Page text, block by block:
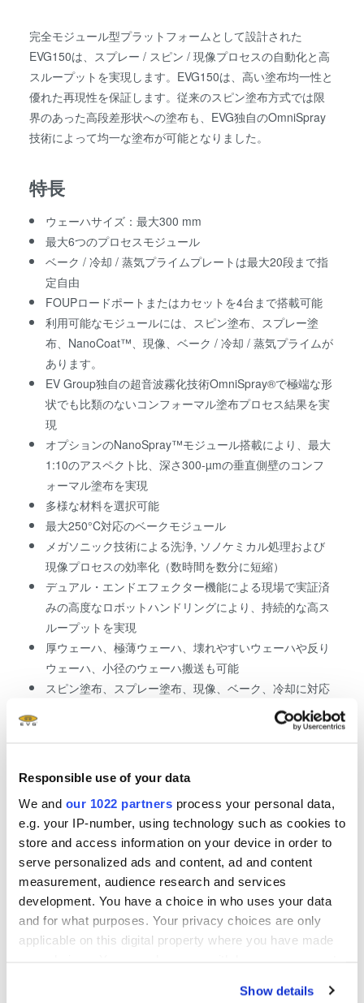
Responsible use of your data
We and our 1022 partners process your personal data,
e.g. your IP-number, using technology such as cookies to
store and access information on your device in order to
serve personalized ads and content, ad and content
measurement, audience research and services
development. You have a choice in who uses your data
and for what purposes. Your privacy choices are only
applicable on this digital property where you have made
Show details
完全モジュール型プラットフォームとして設計された
EVG150は、スプレー / スピン / 現像プロセスの自動化と高
スループットを実現します。EVG150は、高い塗布均一性と
優れた再現性を保証します。従来のスピン塗布方式では限
界のあった高段差形状への塗布も、EVG独自のOmniSpray
技術によって均一な塗布が可能となりました。
特長
ウェーハサイズ：最大300 mm
最大6つのプロセスモジュール
ベーク / 冷却 / 蒸気プライムプレートは最大20段まで指
定自由
FOUPロードポートまたはカセットを4台まで搭載可能
利用可能なモジュールには、スピン塗布、スプレー塗
布、NanoCoat™、現像、ベーク / 冷却 / 蒸気プライムが
あります。
EV Group独自の超音波霧化技術OmniSpray®で極端な形
状でも比類のないコンフォーマル塗布プロセス結果を実
現
オプションのNanoSpray™モジュール搭載により、最大
1:10のアスペクト比、深さ300-µmの垂直側壁のコンフ
ォーマル塗布を実現
多様な材料を選択可能
最大250°C対応のベークモジュール
メガソニック技術による洗浄, ソノケミカル処理および
現像プロセスの効率化（数時間を数分に短縮）
デュアル・エンドエフェクター機能による現場で実証済
みの高度なロボットハンドリングにより、持続的な高ス
ループットを実現
厚ウェーハ、極薄ウェーハ、壊れやすいウェーハや反り
ウェーハ、小径のウェーハ搬送も可能
スピン塗布、スプレー塗布、現像、ベーク、冷却に対応
する多機能モジュールを多彩に組み合わせることで、数
ョンのFSS（FOUP保管システム）
卓越したプロセス技術と開発サービス
マルチユーザーコンセプト（ユーザーアカウントとレシ
ピの登録数無制限、アクセス権の割り当て、ユーザーイ
ンターフェースの多言語対応）
スマートなプロセス制御とデータ分析機能 [EVG
CIMFramework]
プロセスおよび装置制御のための統合分析機能
装置およびプロセスのパフォーマンス追跡機能
タスクの並列 / 逐次処理機能